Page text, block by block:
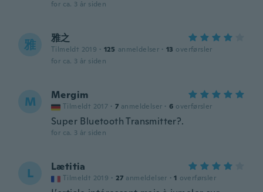
for ca. 3 år siden
雅 雅之
Tilmeldt 2019 · 125 anmeldelser · 13 overførsler
for ca. 3 år siden
M Mergim
Tilmeldt 2017 · 7 anmeldelser · 6 overførsler
Super Bluetooth Transmitter?.
for ca. 3 år siden
L Lætitia
Tilmeldt 2019 · 27 anmeldelser · 1 overførsler